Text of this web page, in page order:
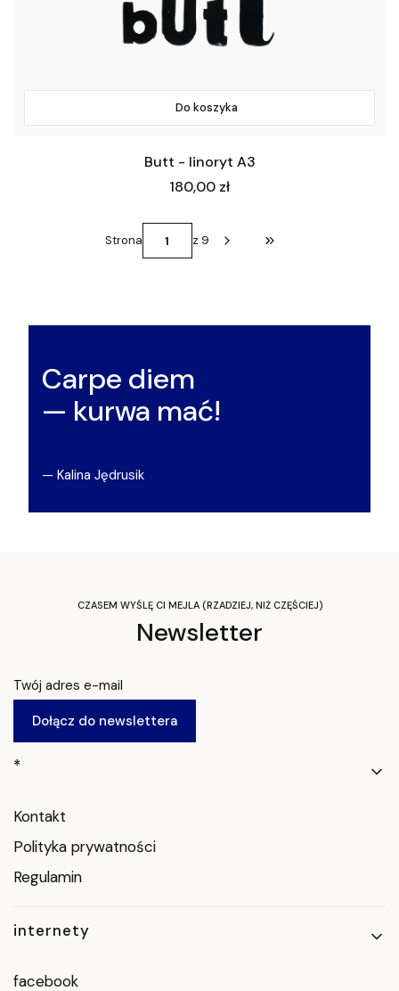
Do koszyka
Butt - linoryt A3
Cena
180,00 zł
Strona z 9 Przejdź do ostatniej
Carpe diem
— kurwa mać!
— Kalina Jędrusik
CZASEM WYŚLĘ CI MEJLA (RZADZIEJ, NIŻ CZĘŚCIEJ)
Newsletter
Twój adres e-mail
Dołącz do newslettera
Linki w stopce
*
Kontakt
Polityka prywatności
Regulamin
internety
facebook